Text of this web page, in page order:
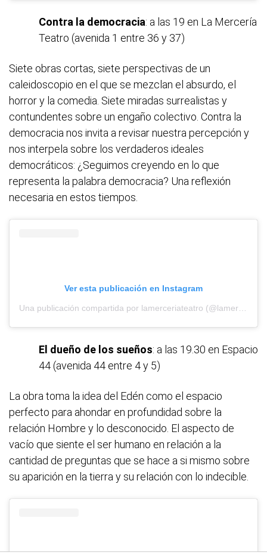
Contra la democracia: a las 19 en La Mercería
Teatro (avenida 1 entre 36 y 37)
Siete obras cortas, siete perspectivas de un
caleidoscopio en el que se mezclan el absurdo, el
horror y la comedia. Siete miradas surrealistas y
contundentes sobre un engaño colectivo. Contra la
democracia nos invita a revisar nuestra percepción y
nos interpela sobre los verdaderos ideales
democráticos: ¿Seguimos creyendo en lo que
representa la palabra democracia? Una reflexión
necesaria en estos tiempos.
Ver esta publicación en Instagram
El dueño de los sueños: a las 19.30 en Espacio
44 (avenida 44 entre 4 y 5)
La obra toma la idea del Edén como el espacio
perfecto para ahondar en profundidad sobre la
relación Hombre y lo desconocido. El aspecto de
vacío que siente el ser humano en relación a la
cantidad de preguntas que se hace a si mismo sobre
su aparición en la tierra y su relación con lo indecible.